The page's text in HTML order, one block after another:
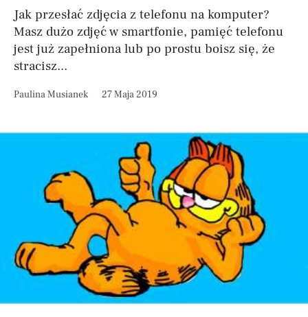
Jak przesłać zdjęcia z telefonu na komputer?
Masz dużo zdjęć w smartfonie, pamięć telefonu
jest już zapełniona lub po prostu boisz się, że
stracisz...
Paulina Musianek 27 Maja 2019